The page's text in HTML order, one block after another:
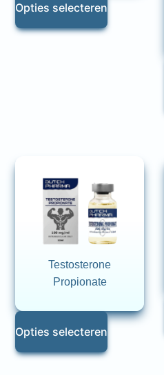
Opties selecteren
Testosterone
Propionate
Opties selecteren